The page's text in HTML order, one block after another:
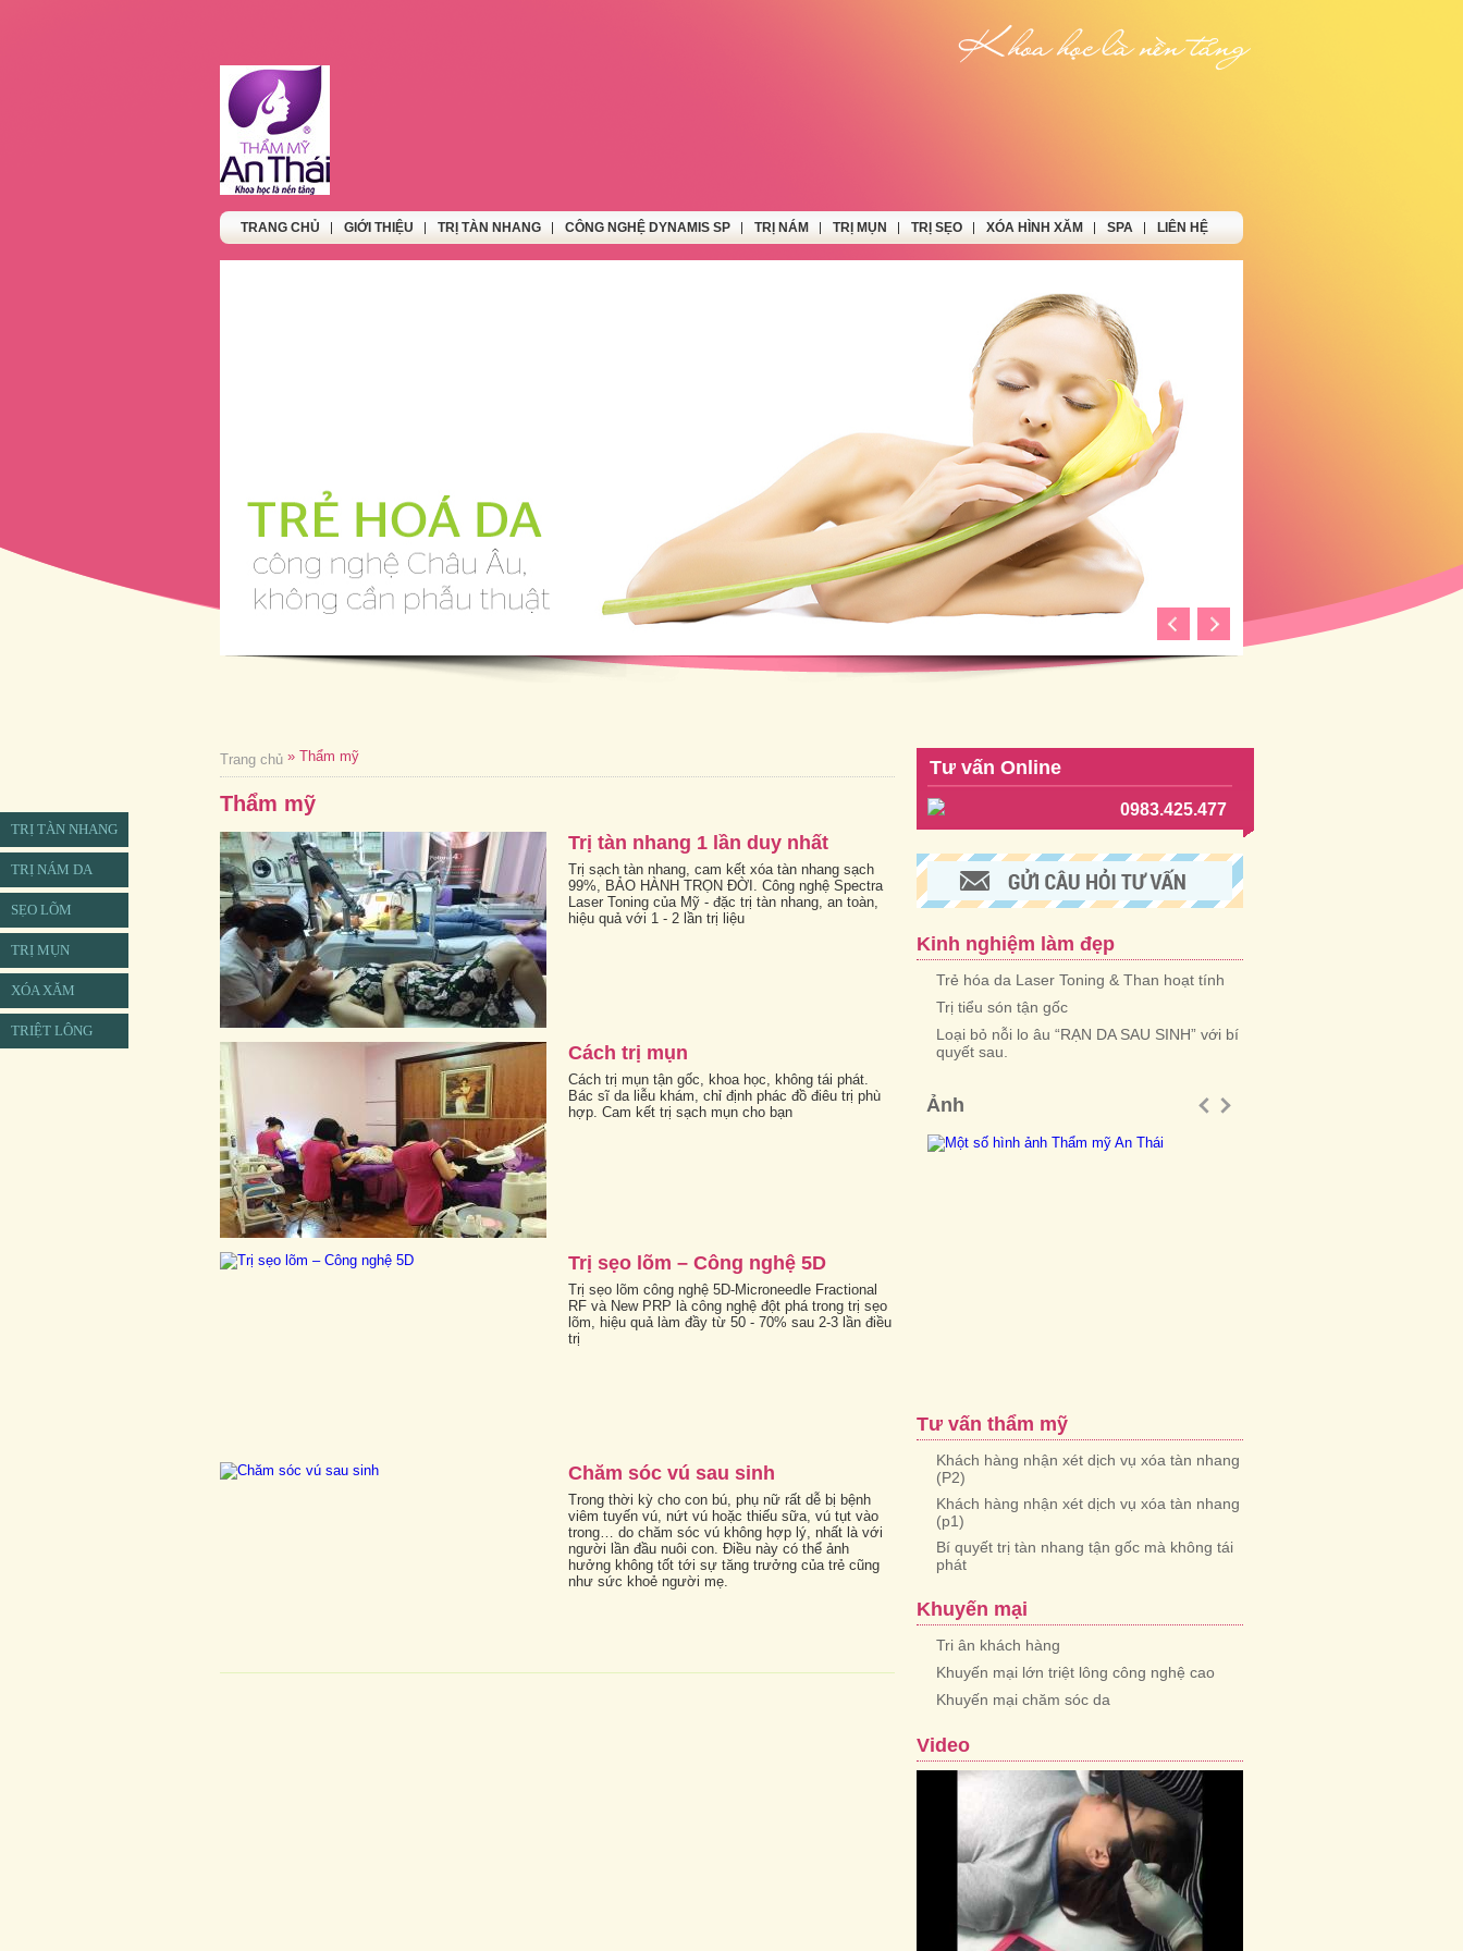
TRỊ TÀN NHANG
TRỊ NÁM DA
SẸO LÕM
TRỊ MỤN
XÓA XĂM
TRIỆT LÔNG
TRANG CHỦ GIỚI THIỆU TRỊ TÀN NHANG CÔNG NGHỆ DYNAMIS SP TRỊ NÁM TRỊ MỤN TRỊ SẸO XÓA HÌNH XĂM SPA LIÊN HỆ
Trang chủ » Thẩm mỹ
Thẩm mỹ
Trị tàn nhang 1 lần duy nhất
Trị sạch tàn nhang, cam kết xóa tàn nhang sạch
99%, BẢO HÀNH TRỌN ĐỜI. Công nghệ Spectra
Laser Toning của Mỹ - đặc trị tàn nhang, an toàn,
hiệu quả với 1 - 2 lần trị liệu
Cách trị mụn
Cách trị mụn tận gốc, khoa học, không tái phát.
Bác sĩ da liễu khám, chỉ định phác đồ điêu trị phù
hợp. Cam kết trị sạch mụn cho bạn
Trị sẹo lõm – Công nghệ 5D
Trị sẹo lõm công nghệ 5D-Microneedle Fractional
RF và New PRP là công nghệ đột phá trong trị sẹo
lõm, hiệu quả làm đầy từ 50 - 70% sau 2-3 lần điều
trị
Chăm sóc vú sau sinh
Trong thời kỳ cho con bú, phụ nữ rất dễ bị bệnh
viêm tuyến vú, nứt vú hoặc thiếu sữa, vú tụt vào
trong… do chăm sóc vú không hợp lý, nhất là với
người lần đầu nuôi con. Điều này có thể ảnh
hưởng không tốt tới sự tăng trưởng của trẻ cũng
như sức khoẻ người mẹ.
Tư vấn Online
0983.425.477
Kinh nghiệm làm đẹp
Trẻ hóa da Laser Toning & Than hoạt tính
Trị tiểu són tận gốc
Loại bỏ nỗi lo âu “RẠN DA SAU SINH” với bí
quyết sau.
Ảnh
Tư vấn thẩm mỹ
Khách hàng nhận xét dịch vụ xóa tàn nhang
(P2)
Khách hàng nhận xét dịch vụ xóa tàn nhang
(p1)
Bí quyết trị tàn nhang tận gốc mà không tái
phát
Khuyến mại
Tri ân khách hàng
Khuyến mại lớn triệt lông công nghệ cao
Khuyến mại chăm sóc da
Video